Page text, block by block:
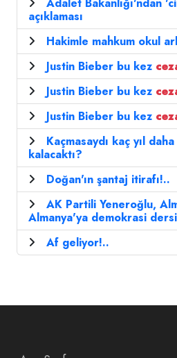
Adalet Bakanlığı'ndan
açıklaması
Hakimle mahkum okul
Justin Bieber bu kez
Justin Bieber bu kez
Justin Bieber bu kez
Kaçmasaydı kaç yıl
kalacaktı?
Doğan'ın şantaj itirafı!..
AK Partili Yeneroğlu,
Almanya'ya demokrasi
Af geliyor!..